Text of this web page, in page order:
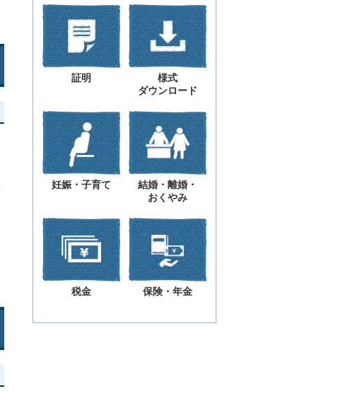
証明
様式
ダウンロード
妊娠・子育て
結婚・離婚・
おくやみ
税金 保険・年金